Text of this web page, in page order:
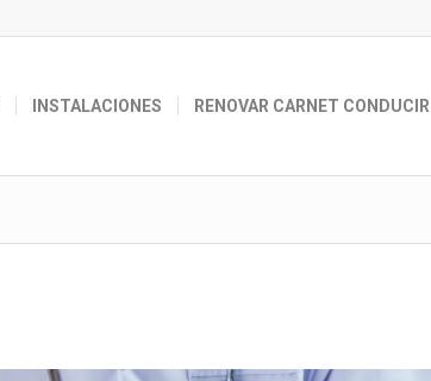
INSTALACIONES RENOVAR CARNET CONDUCIR